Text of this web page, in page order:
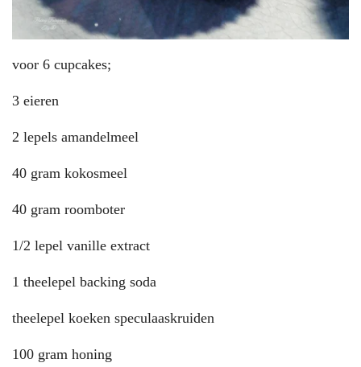
voor 6 cupcakes;
3 eieren
2 lepels amandelmeel
40 gram kokosmeel
40 gram roomboter
1/2 lepel vanille extract
1 theelepel backing soda
theelepel koeken speculaaskruiden
100 gram honing